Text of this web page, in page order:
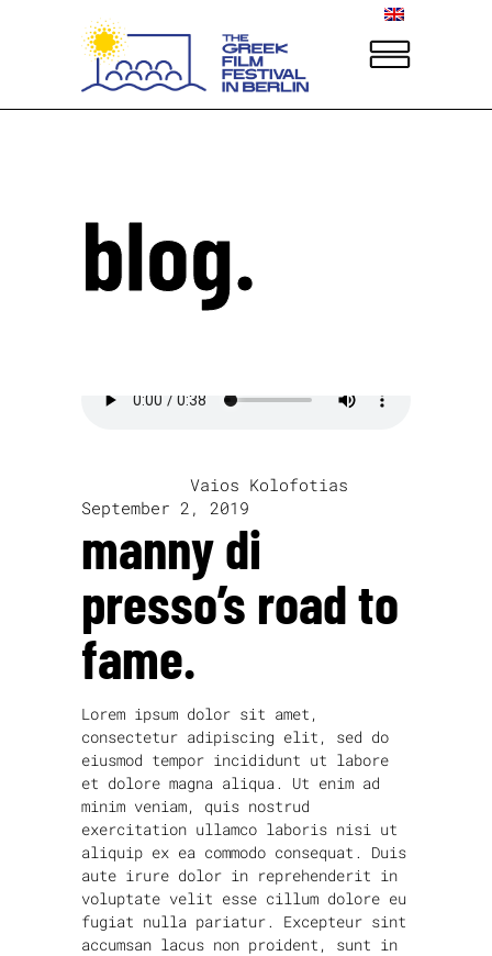
blog.
Vaios Kolofotias
September 2, 2019
manny di
presso’s road to
fame.
Lorem ipsum dolor sit amet,
consectetur adipiscing elit, sed do
eiusmod tempor incididunt ut labore
et dolore magna aliqua. Ut enim ad
minim veniam, quis nostrud
exercitation ullamco laboris nisi ut
aliquip ex ea commodo consequat. Duis
aute irure dolor in reprehenderit in
voluptate velit esse cillum dolore eu
fugiat nulla pariatur. Excepteur sint
accumsan lacus non proident, sunt in